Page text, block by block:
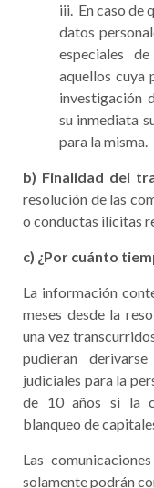
iii. En caso de
datos
especiales
aquellos cuya
investigación
su inmediata
para la misma.
b) Finalidad del
resolución de las
o conductas ilícitas
c) ¿Por cuánto
La información
meses desde la
una vez
pudieran
judiciales para la
de 10 años si la
blanqueo de
Las
solamente podrán